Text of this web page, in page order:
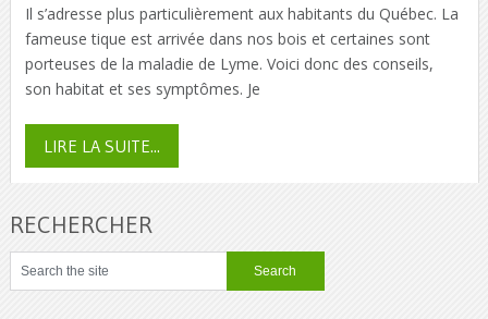
Il s’adresse plus particulièrement aux habitants du Québec. La
fameuse tique est arrivée dans nos bois et certaines sont
porteuses de la maladie de Lyme. Voici donc des conseils,
son habitat et ses symptômes. Je
LIRE LA SUITE...
RECHERCHER